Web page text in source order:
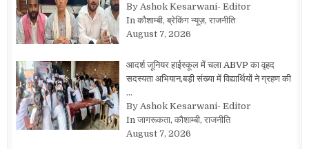
By Ashok Kesarwani- Editor
In कौशाम्बी, ब्रेकिंग न्यूज़, राजनीति
August 7, 2026
आदर्श जूनियर हाईस्कूल में चला ABVP का वृहद
सदस्यता अभियान,बड़ी संख्या में विद्यार्थियों ने ग्रहण की
…
By Ashok Kesarwani- Editor
In जागरूकता, कौशाम्बी, राजनीति
August 7, 2026